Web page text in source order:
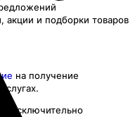
акции и подборки товаров
на получение
исключительно